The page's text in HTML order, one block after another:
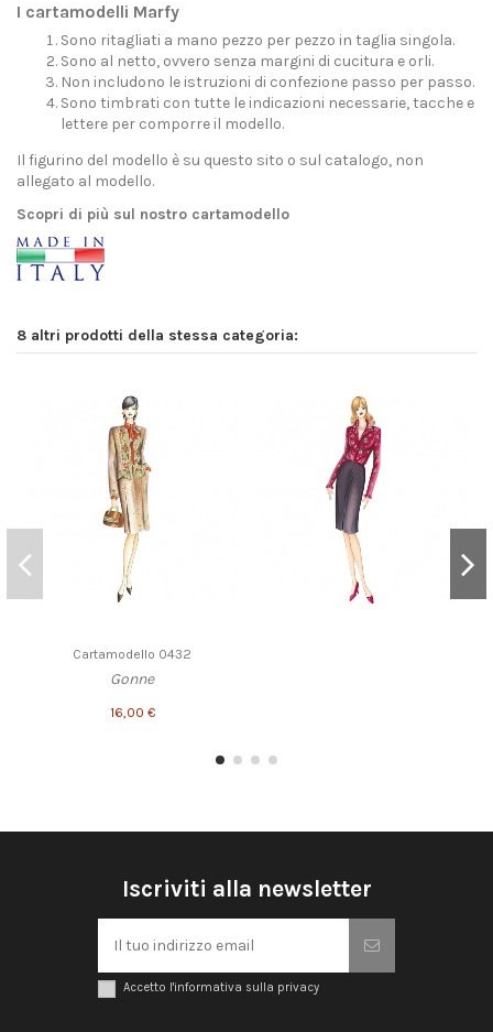
I cartamodelli Marfy
Sono ritagliati a mano pezzo per pezzo in taglia singola.
Sono al netto, ovvero senza margini di cucitura e orli.
Non includono le istruzioni di confezione passo per passo.
Sono timbrati con tutte le indicazioni necessarie, tacche e
lettere per comporre il modello.
Il figurino del modello è su questo sito o sul catalogo, non
allegato al modello.
Scopri di più sul nostro cartamodello
8 altri prodotti della stessa categoria:
Cartamodello 0432
Gonne
16,00 €
Iscriviti alla newsletter
Accetto l'informativa sulla privacy